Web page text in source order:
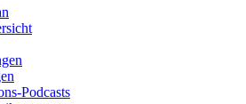
Podcasts